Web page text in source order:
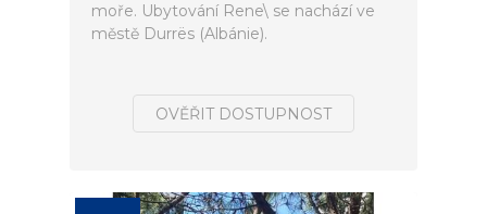
moře. Ubytování Rene\ se nachází ve
městě Durrës (Albánie).
OVĚŘIT DOSTUPNOST